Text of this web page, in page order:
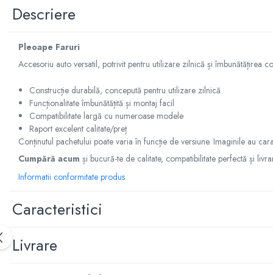
Manson schimbator
Schimbatoare
Scrumiera
Volane sport
Accesorii remorca
Adaptator remorca
Cupla remorca
Gabarite
Stop remorca bec
Bare transversale
Descriere
Pleoape Faruri
Accesoriu auto versatil, potrivit pentru utilizare zilnică și îmbunătățirea
Construcție durabilă, concepută pentru utilizare zilnică
Funcționalitate îmbunătățită și montaj facil
Compatibilitate largă cu numeroase modele
Raport excelent calitate/preț
Conținutul pachetului poate varia în funcție de versiune. Imaginile au
Cumpără acum și bucură-te de calitate, compatibilitate perfectă și
Informatii conformitate produs
Caracteristici
Livrare